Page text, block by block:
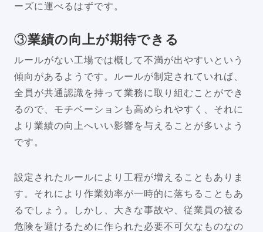
ーズに運べるはずです。
③業績の向上が期待できる
ルールがない工場では概して不満が出やすいという
傾向があるようです。ルールが制定されていれば、
全員が共通認識を持って業務に取り組むことができ
るので、モチベーションも高められやすく、それに
より業績の向上へいい影響を与えることが多いよう
です。
設定されたルールにより工程が増えることもありま
す。それにより作業効率が一時的に落ちることもあ
るでしょう。しかし、大きな事故や、従業員の被る
危険を避けるために作られた必要不可欠なものなの